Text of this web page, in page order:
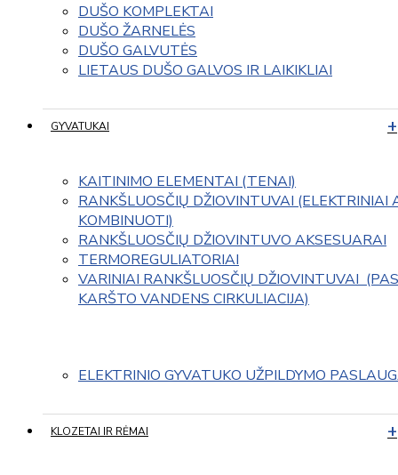
DUŠO KOMPLEKTAI
DUŠO ŽARNELĖS
DUŠO GALVUTĖS
LIETAUS DUŠO GALVOS IR LAIKIKLIAI
GYVATUKAI
KAITINIMO ELEMENTAI (TENAI)
RANKŠLUOSČIŲ DŽIOVINTUVAI (ELEKTRINIAI
KOMBINUOTI)
RANKŠLUOSČIŲ DŽIOVINTUVO AKSESUARAI
TERMOREGULIATORIAI
VARINIAI RANKŠLUOSČIŲ DŽIOVINTUVAI
KARŠTO VANDENS CIRKULIACIJA)
ELEKTRINIO GYVATUKO UŽPILDYMO
KLOZETAI IR RĖMAI